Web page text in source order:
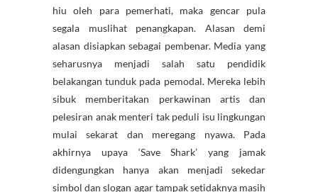
hiu oleh para pemerhati, maka gencar pula
segala muslihat penangkapan. Alasan demi
alasan disiapkan sebagai pembenar. Media yang
seharusnya menjadi salah satu pendidik
belakangan tunduk pada pemodal. Mereka lebih
sibuk memberitakan perkawinan artis dan
pelesiran anak menteri tak peduli isu lingkungan
mulai sekarat dan meregang nyawa. Pada
akhirnya upaya ‘Save Shark’ yang jamak
didengungkan hanya akan menjadi sekedar
simbol dan slogan agar tampak setidaknya masih